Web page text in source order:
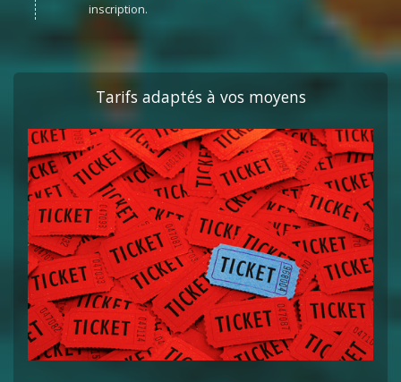
inscription.
Tarifs adaptés à vos moyens